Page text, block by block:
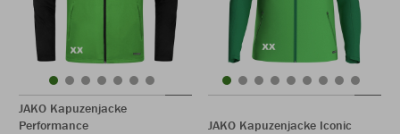
JAKO Kapuzenjacke
Performance
JAKO Kapuzenjacke Iconic